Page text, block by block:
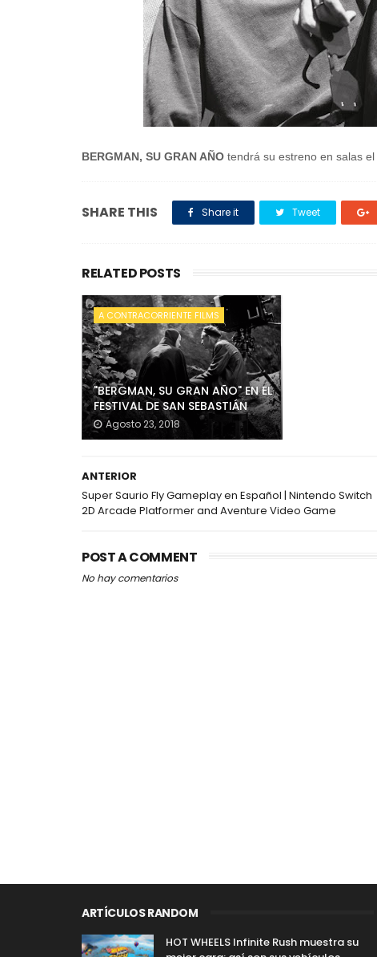
BERGMAN, SU GRAN AÑO tendrá su estreno en salas el
SHARE THIS Share it Tweet
RELATED POSTS
A CONTRACORRIENTE FILMS
"BERGMAN, SU GRAN AÑO" EN EL
FESTIVAL DE SAN SEBASTIÁN
Agosto 23, 2018
ANTERIOR
Super Saurio Fly Gameplay en Español | Nintendo Switch
2D Arcade Platformer and Aventure Video Game
POST A COMMENT
No hay comentarios
ARTÍCULOS RANDOM
HOT WHEELS Infinite Rush muestra su